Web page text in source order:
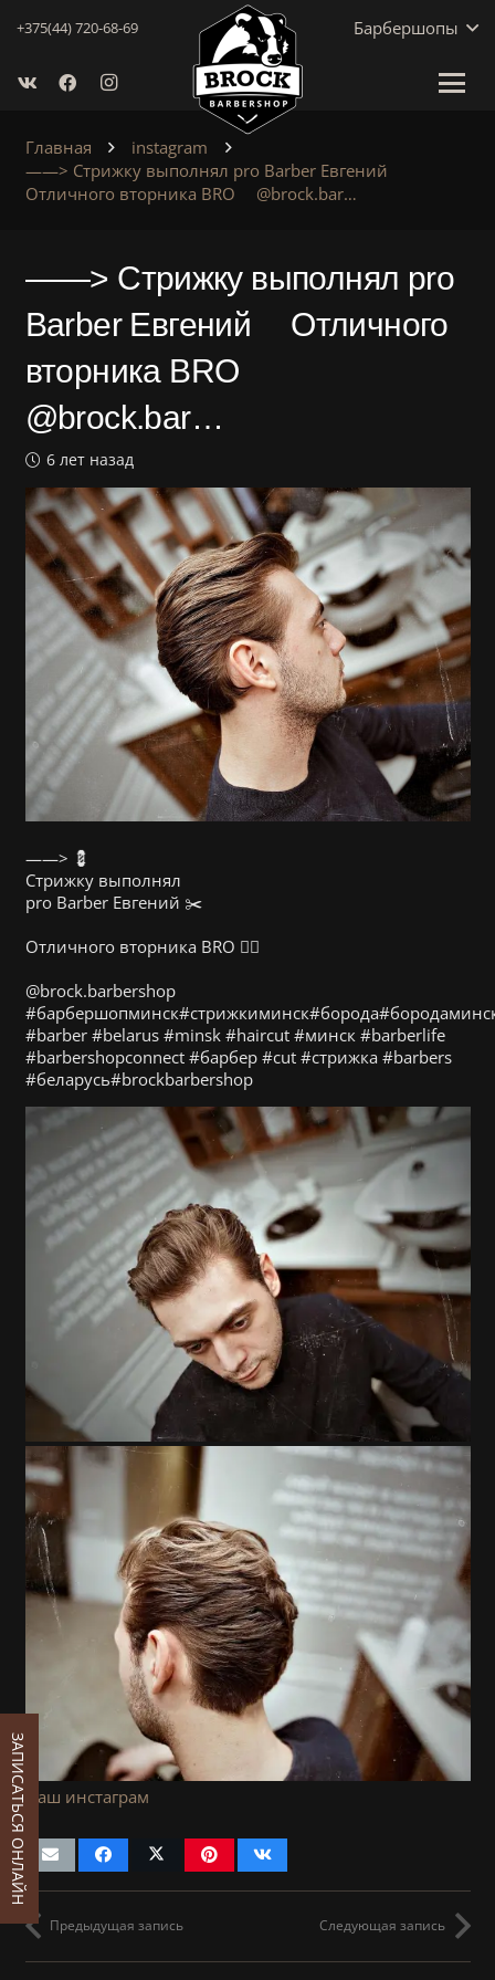
+375(44) 720-68-69 Барбершопы
Главная
instagram
——> Стрижку выполнял pro Barber Евгений ⠀
Отличного вторника BRO ⠀ @brock.bar…
——> Стрижку выполнял pro
Barber Евгений ⠀ Отличного
вторника BRO ⠀
@brock.bar…
6 лет назад
——> 💈
Стрижку выполнял
pro Barber Евгений ✂️
Отличного вторника BRO 👍🏻
@brock.barbershop
#barber #belarus #minsk #haircut #минск #barberlife
#barbershopconnect #барбер #cut #стрижка #barbers
#беларусь#brockbarbershop
Наш инстаграм
Предыдущая запись Следующая запись
ЗАПИСАТЬСЯ ОНЛАЙН